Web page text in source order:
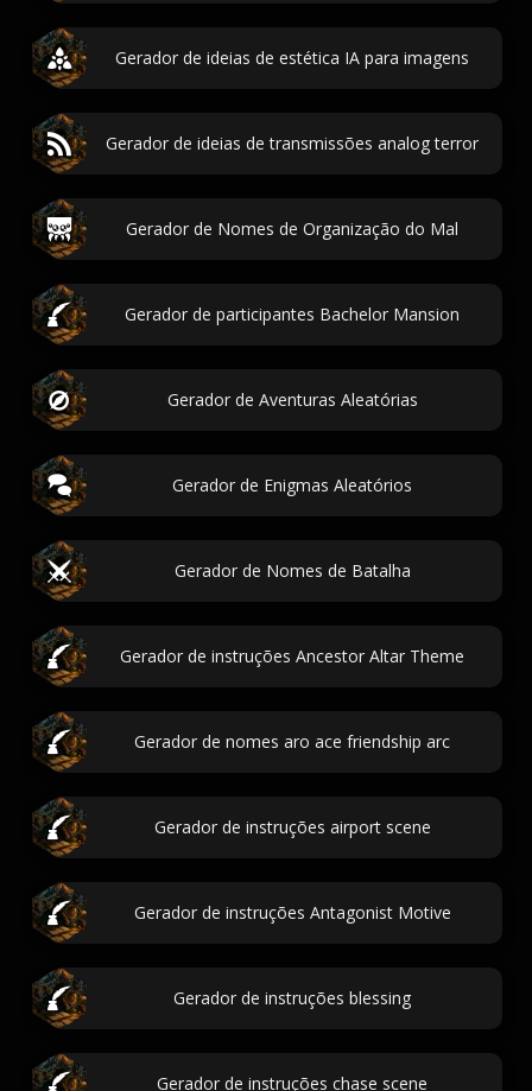
Gerador de ideias de estética IA para imagens
Gerador de ideias de transmissões analog terror
Gerador de Nomes de Organização do Mal
Gerador de participantes Bachelor Mansion
Gerador de Aventuras Aleatórias
Gerador de Enigmas Aleatórios
Gerador de Nomes de Batalha
Gerador de instruções Ancestor Altar Theme
Gerador de nomes aro ace friendship arc
Gerador de instruções airport scene
Gerador de instruções Antagonist Motive
Gerador de instruções blessing
Gerador de instruções chase scene